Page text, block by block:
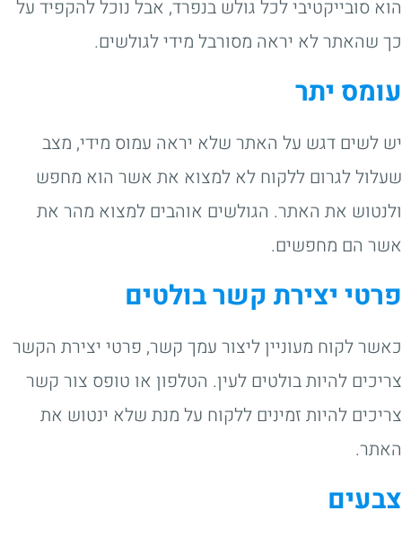
הוא סובייקטיבי לכל גולש בנפרד, אבל נוכל להקפיד על
כך שהאתר לא יראה מסורבל מידי לגולשים.
עומס יתר
יש לשים דגש על האתר שלא יראה עמוס מידי, מצב
שעלול לגרום ללקוח לא למצוא את אשר הוא מחפש
ולנטוש את האתר. הגולשים אוהבים למצוא מהר את
אשר הם מחפשים.
פרטי יצירת קשר בולטים
כאשר לקוח מעוניין ליצור עמך קשר, פרטי יצירת הקשר
צריכים להיות בולטים לעין. הטלפון או טופס צור קשר
צריכים להיות זמינים ללקוח על מנת שלא ינטוש את
האתר.
צבעים